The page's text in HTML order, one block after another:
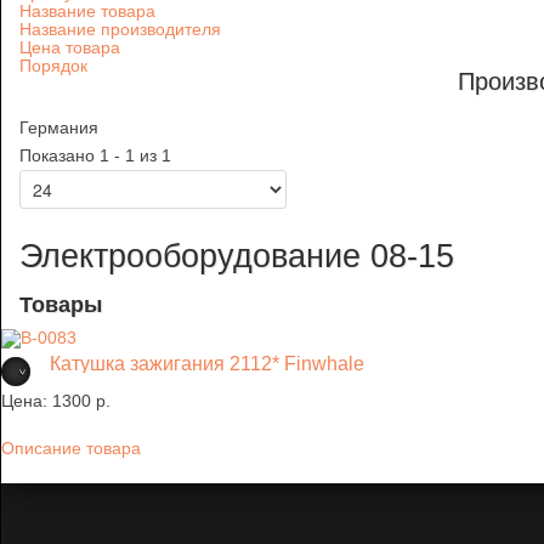
Название товара
Название производителя
Цена товара
Порядок
Германия
Показано 1 - 1 из 1
Электрооборудование 08-15
Товары
Катушка зажигания 2112* Finwhale
Цена: 1300 p.
Описание товара